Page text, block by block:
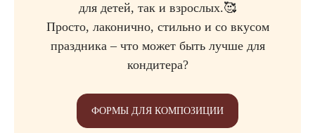
для детей, так и взрослых.🥰
Просто, лаконично, стильно и со вкусом
праздника – что может быть лучше для
кондитера?
ФОРМЫ ДЛЯ КОМПОЗИЦИИ